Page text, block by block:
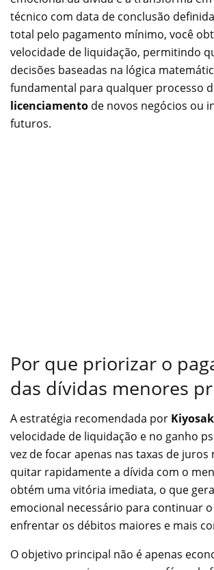
técnico com data de conclusão
total pelo pagamento mínimo, você
velocidade de liquidação, permitindo
decisões baseadas na lógica
fundamental para qualquer processo
licenciamento de novos negócios ou
futuros.
Por que priorizar o
das dívidas menores
A estratégia recomendada por
velocidade de liquidação e no ganho
vez de focar apenas nas taxas de juros
quitar rapidamente a dívida com o
obtém uma vitória imediata, o que
emocional necessário para continuar
enfrentar os débitos maiores e mais
O objetivo principal não é apenas